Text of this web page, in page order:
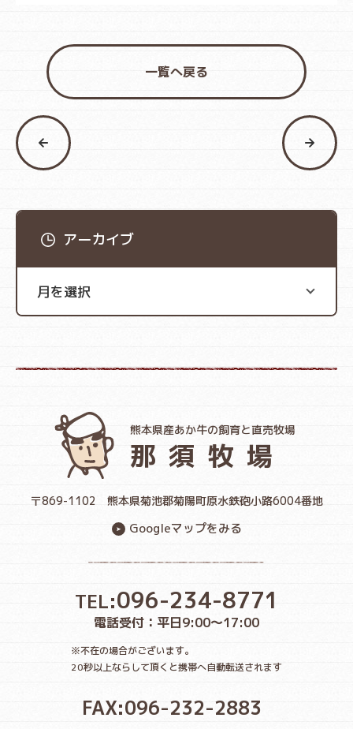
一覧へ戻る
アーカイブ
熊本県産あか牛の飼育と直売牧場
那須牧場
〒869-1102 熊本県菊池郡菊陽町原水鉄砲小路6004番地
Googleマップをみる
TEL:096-234-8771
電話受付：平日9:00〜17:00
※不在の場合がございます。
20秒以上ならして頂くと携帯へ自動転送されます
FAX:096-232-2883